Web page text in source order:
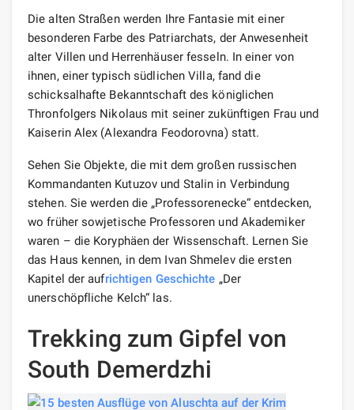
Die alten Straßen werden Ihre Fantasie mit einer
besonderen Farbe des Patriarchats, der Anwesenheit
alter Villen und Herrenhäuser fesseln. In einer von
ihnen, einer typisch südlichen Villa, fand die
schicksalhafte Bekanntschaft des königlichen
Thronfolgers Nikolaus mit seiner zukünftigen Frau und
Kaiserin Alex (Alexandra Feodorovna) statt.
Sehen Sie Objekte, die mit dem großen russischen
Kommandanten Kutuzov und Stalin in Verbindung
stehen. Sie werden die „Professorenecke“ entdecken,
wo früher sowjetische Professoren und Akademiker
waren – die Koryphäen der Wissenschaft. Lernen Sie
das Haus kennen, in dem Ivan Shmelev die ersten
Kapitel der aufrichtigen Geschichte „Der
unerschöpfliche Kelch“ las.
Trekking zum Gipfel von
South Demerdzhi